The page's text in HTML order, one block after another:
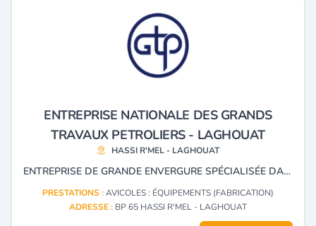
ENTREPRISE NATIONALE DES GRANDS
TRAVAUX PETROLIERS - LAGHOUAT
HASSI R'MEL - LAGHOUAT
ENTREPRISE DE GRANDE ENVERGURE SPÉCIALISÉE DANS LA CONSTRUCTION, EN TOUS CORPS DE MÉTIERS, DE GRANDS ENSEMBLES INDUSTRIELS ET DE CANALISATIONS DANS DIFFÉRENTS DOMAINES PRINCIPALEMENT LES HYDROCARBURES ET L’ ÉNERGIE.
PRESTATIONS :AVICOLES : ÉQUIPEMENTS (FABRICATION)
ADRESSE : BP 65 HASSI R'MEL - LAGHOUAT